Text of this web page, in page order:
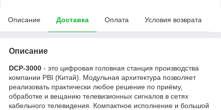
Описание Доставка Оплата Условия возврата
Описание
DCP-3000 - это цифровая головная станция производства
компании PBI (Китай). Модульная архитектура позволяет
реализовать практически любое решение по приёму,
обработке и вещанию телевизионных сигналов в сетях
кабельного телевидения. Компактное исполнение и большой